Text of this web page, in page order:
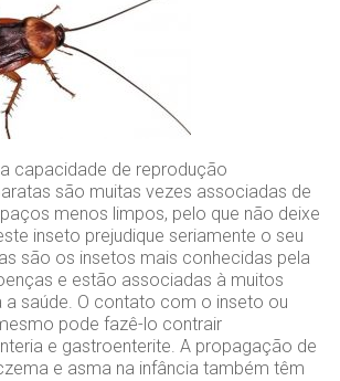
capacidade de reprodução
são muitas vezes associadas de
menos limpos, pelo que não deixe
inseto prejudique seriamente o seu
são os insetos mais conhecidas pela
e estão associadas à muitos
a saúde. O contato com o inseto ou
pode fazê-lo contrair
e gastroenterite. A propagação de
e asma na infância também têm